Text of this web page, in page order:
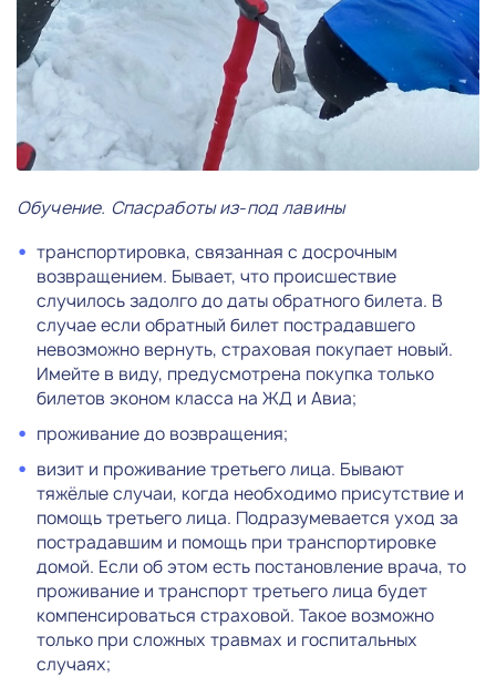
Обучение. Спасработы из-под лавины
транспортировка, связанная с досрочным
возвращением. Бывает, что происшествие
случилось задолго до даты обратного билета. В
случае если обратный билет пострадавшего
невозможно вернуть, страховая покупает новый.
Имейте в виду, предусмотрена покупка только
билетов эконом класса на ЖД и Авиа;
проживание до возвращения;
визит и проживание третьего лица. Бывают
тяжёлые случаи, когда необходимо присутствие и
помощь третьего лица. Подразумевается уход за
пострадавшим и помощь при транспортировке
домой. Если об этом есть постановление врача, то
проживание и транспорт третьего лица будет
компенсироваться страховой. Такое возможно
только при сложных травмах и госпитальных
случаях;